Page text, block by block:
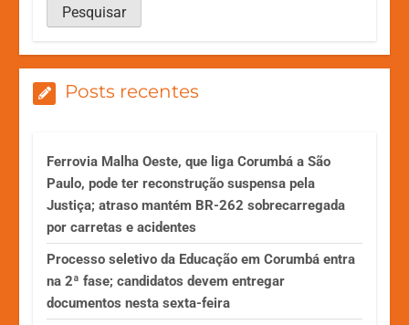
Posts recentes
Ferrovia Malha Oeste, que liga Corumbá a São
Paulo, pode ter reconstrução suspensa pela
Justiça; atraso mantém BR-262 sobrecarregada
por carretas e acidentes
Processo seletivo da Educação em Corumbá entra
na 2ª fase; candidatos devem entregar
documentos nesta sexta-feira